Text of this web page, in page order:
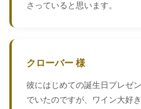
さっていると思います。
クローバー 様
彼にはじめての誕生日プレゼ
でいたのですが、ワイン大好